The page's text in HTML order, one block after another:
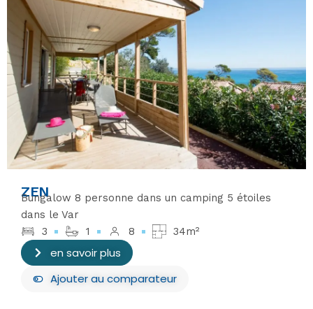
ZEN
Bungalow 8 personne dans un camping 5 étoiles
dans le Var
3
1 8 34m²
en savoir plus
Ajouterau comparateur